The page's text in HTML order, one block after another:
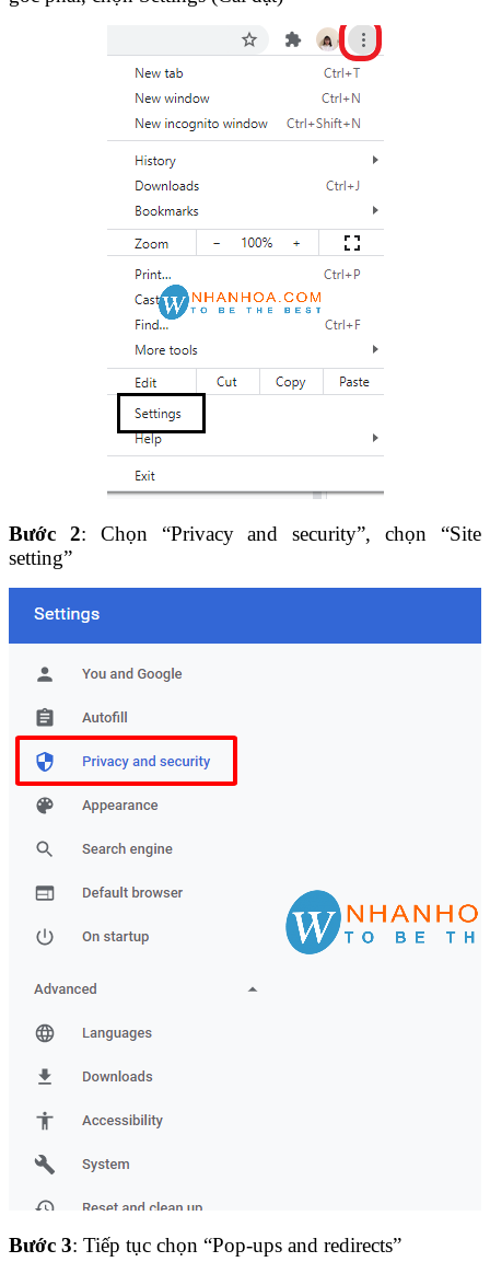
Bước 2: Chọn “Privacy and security”, chọn “Site
setting”
Bước 3: Tiếp tục chọn “Pop-ups and redirects”